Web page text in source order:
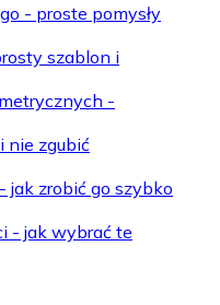
- proste pomysły
szablon i
-
nie zgubić
jak zrobić go szybko
- jak wybrać te